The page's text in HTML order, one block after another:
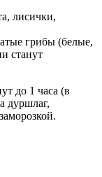
лисички,
грибы (белые,
станут
до 1 часа (в
дуршлаг,